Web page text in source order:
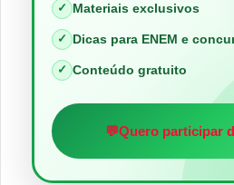
✓ Materiais exclusivos
✓ Dicas para ENEM e
✓ Conteúdo gratuito
💬Quero participar